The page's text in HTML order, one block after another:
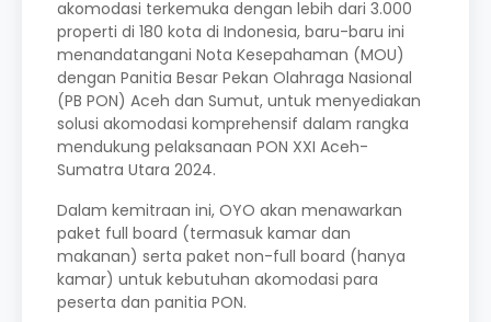
akomodasi terkemuka dengan lebih dari 3.000
properti di 180 kota di Indonesia, baru-baru ini
menandatangani Nota Kesepahaman (MOU)
dengan Panitia Besar Pekan Olahraga Nasional
(PB PON) Aceh dan Sumut, untuk menyediakan
solusi akomodasi komprehensif dalam rangka
mendukung pelaksanaan PON XXI Aceh-
Sumatra Utara 2024.
Dalam kemitraan ini, OYO akan menawarkan
paket full board (termasuk kamar dan
makanan) serta paket non-full board (hanya
kamar) untuk kebutuhan akomodasi para
peserta dan panitia PON.